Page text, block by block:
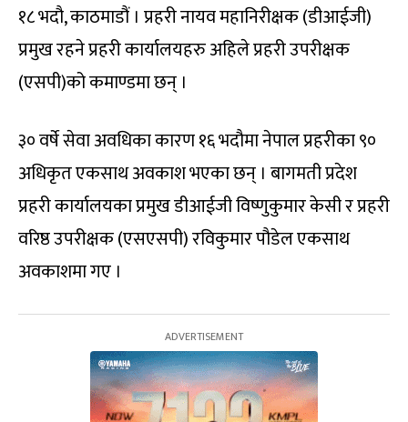
१८ भदौ, काठमाडौं । प्रहरी नायव महानिरीक्षक (डीआईजी)
प्रमुख रहने प्रहरी कार्यालयहरु अहिले प्रहरी उपरीक्षक
(एसपी)को कमाण्डमा छन् ।
३० वर्षे सेवा अवधिका कारण १६ भदौमा नेपाल प्रहरीका ९०
अधिकृत एकसाथ अवकाश भएका छन् । बागमती प्रदेश
प्रहरी कार्यालयका प्रमुख डीआईजी विष्णुकुमार केसी र प्रहरी
वरिष्ठ उपरीक्षक (एसएसपी) रविकुमार पौडेल एकसाथ
अवकाशमा गए ।